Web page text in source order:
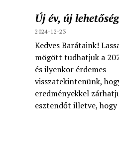
Új év, új
2024-12-23
Kedves Barátaink!
mögött tudhatjuk a
és ilyenkor érdemes
visszatekintenünk,
eredményekkel
esztendőt illetve, hogy